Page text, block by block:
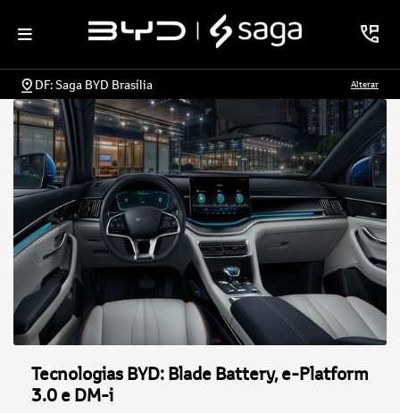
DF: Saga BYD Brasília Alterar
Tecnologias BYD: Blade Battery, e-Platform
3.0 e DM-i